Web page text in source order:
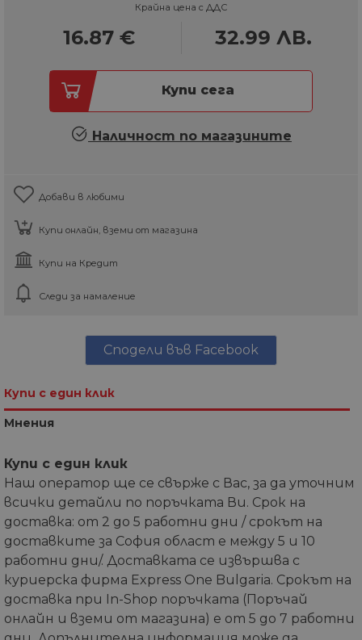
Крайна цена с ДДС
16.87 € 32.99 ЛВ.
Купи сега
Наличност по магазините
Добави в любими
Купи онлайн, вземи от магазина
Купи на Кредит
Следи за намаление
Сподели във Facebook
Купи с един клик
Мнения
Купи с един клик
Наш оператор ще се свърже с Вас, за да уточним
всички детайли по поръчката Ви. Срок на
доставка: от 2 до 5 работни дни / срокът на
доставките за София област е между 5 и 10
работни дни/. Доставката се извършва с
куриерска фирма Express One Bulgaria. Срокът на
доставка при In-Shop поръчката (Поръчай
онлайн и вземи от магазина) е от 5 до 7 работни